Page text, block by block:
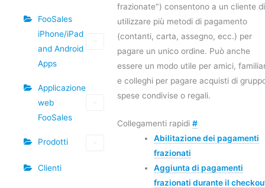
FooSales
iPhone/iPad
and Android
Apps
Applicazione
web
FooSales
Prodotti
Clienti
frazionate") consentono a un cliente di
utilizzare più metodi di pagamento
(contanti, carta, assegno, ecc.) per
pagare un unico ordine. Può anche
essere un modo utile per amici,
e colleghi per pagare acquisti di
spese condivise o regali.
Collegamenti rapidi #
Abilitazione dei pagamenti
frazionati
Aggiunta di pagamenti
frazionati durante il